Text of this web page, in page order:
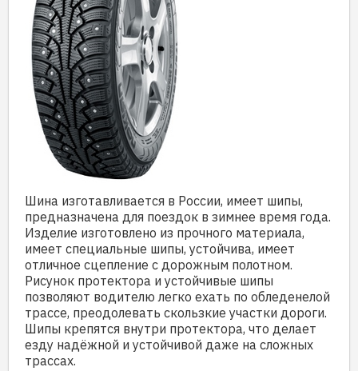
Шина изготавливается в России, имеет шипы,
предназначена для поездок в зимнее время года.
Изделие изготовлено из прочного материала,
имеет специальные шипы, устойчива, имеет
отличное сцепление с дорожным полотном.
Рисунок протектора и устойчивые шипы
позволяют водителю легко ехать по обледенелой
трассе, преодолевать скользкие участки дороги.
Шипы крепятся внутри протектора, что делает
езду надёжной и устойчивой даже на сложных
трассах.